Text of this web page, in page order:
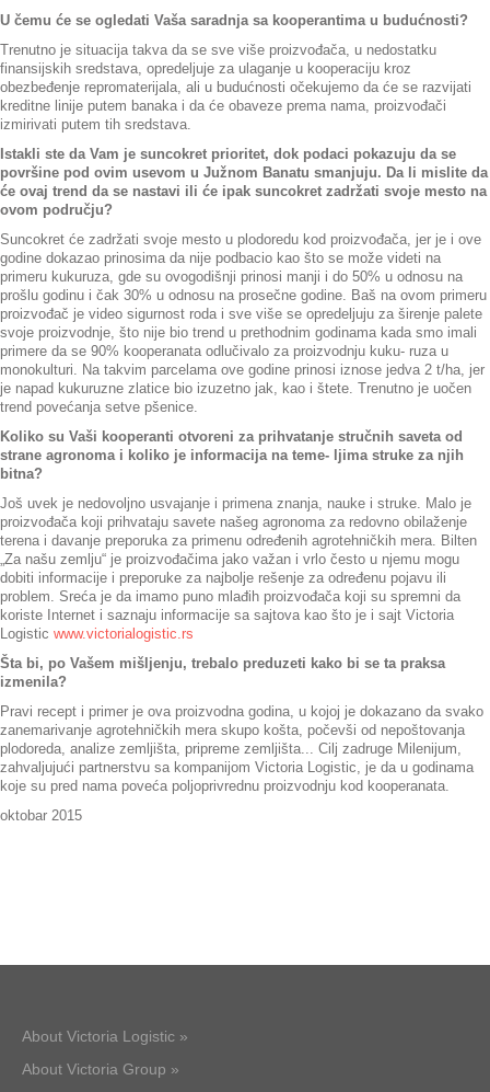
U čemu će se ogledati Vaša saradnja sa kooperantima u budućnosti?
Trenutno je situacija takva da se sve više proizvođača, u nedostatku
finansijskih sredstava, opredeljuje za ulaganje u kooperaciju kroz
obezbeđenje repromaterijala, ali u budućnosti očekujemo da će se razvijati
kreditne linije putem banaka i da će obaveze prema nama, proizvođači
izmirivati putem tih sredstava.
Istakli ste da Vam je suncokret prioritet, dok podaci pokazuju da se
površine pod ovim usevom u Južnom Banatu smanjuju. Da li mislite da
će ovaj trend da se nastavi ili će ipak suncokret zadržati svoje mesto na
ovom području?
Suncokret će zadržati svoje mesto u plodoredu kod proizvođača, jer je i ove
godine dokazao prinosima da nije podbacio kao što se može videti na
primeru kukuruza, gde su ovogodišnji prinosi manji i do 50% u odnosu na
prošlu godinu i čak 30% u odnosu na prosečne godine. Baš na ovom primeru
proizvođač je video sigurnost roda i sve više se opredeljuju za širenje palete
svoje proizvodnje, što nije bio trend u prethodnim godinama kada smo imali
primere da se 90% kooperanata odlučivalo za proizvodnju kuku- ruza u
monokulturi. Na takvim parcelama ove godine prinosi iznose jedva 2 t/ha, jer
je napad kukuruzne zlatice bio izuzetno jak, kao i štete. Trenutno je uočen
trend povećanja setve pšenice.
Koliko su Vaši kooperanti otvoreni za prihvatanje stručnih saveta od
strane agronoma i koliko je informacija na teme- ljima struke za njih
bitna?
Još uvek je nedovoljno usvajanje i primena znanja, nauke i struke. Malo je
proizvođača koji prihvataju savete našeg agronoma za redovno obilaženje
terena i davanje preporuka za primenu određenih agrotehničkih mera. Bilten
„Za našu zemlju“ je proizvođačima jako važan i vrlo često u njemu mogu
dobiti informacije i preporuke za najbolje rešenje za određenu pojavu ili
problem. Sreća je da imamo puno mlađih proizvođača koji su spremni da
koriste Internet i saznaju informacije sa sajtova kao što je i sajt Victoria
Logistic www.victorialogistic.rs
Šta bi, po Vašem mišljenju, trebalo preduzeti kako bi se ta praksa
izmenila?
Pravi recept i primer je ova proizvodna godina, u kojoj je dokazano da svako
zanemarivanje agrotehničkih mera skupo košta, počevši od nepoštovanja
plodoreda, analize zemljišta, pripreme zemljišta... Cilj zadruge Milenijum,
zahvaljujući partnerstvu sa kompanijom Victoria Logistic, je da u godinama
koje su pred nama poveća poljoprivrednu proizvodnju kod kooperanata.
oktobar 2015
About Victoria Logistic »
About Victoria Group »